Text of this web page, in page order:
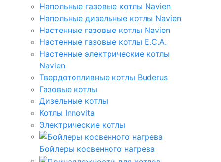
Напольные газовые котлы Navien
Напольные дизельные котлы Navien
Настенные газовые котлы Navien
Настенные газовые котлы E.C.A.
Настенные электрические котлы
Navien
Твердотопливные котлы Buderus
Газовые котлы
Дизельные котлы
Котлы Innovita
Электрические котлы
Бойлеры косвенного нагрева